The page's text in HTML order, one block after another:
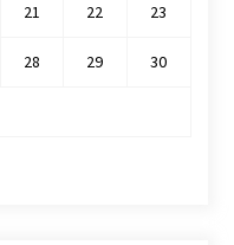
21 22 23
28 29 30